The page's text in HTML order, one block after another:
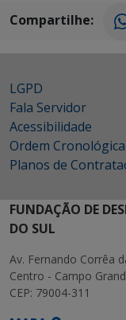
Compartilhe:
LGPD
Fala Servidor
Acessibilidade
Ordem
Planos de
FUNDAÇÃO DE
DO SUL
Av. Fernando Corrêa
Centro - Campo
CEP: 79004-311